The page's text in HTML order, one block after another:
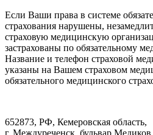
Если Ваши права в системе
страхования нарушены,
страховую медицинскую
застрахованы по обязательному
Название и телефон страховой
указаны на Вашем страховом
обязательного медицинского
652873, РФ, Кемеровская область,
г. Междуреченск, бульвар